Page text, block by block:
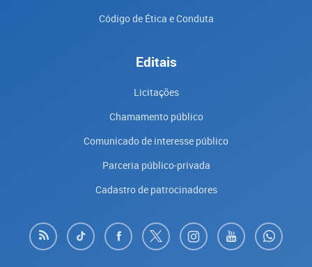
Código de Ética e Conduta
Editais
Licitações
Chamamento público
Comunicado de interesse público
Parceria público-privada
Cadastro de patrocinadores